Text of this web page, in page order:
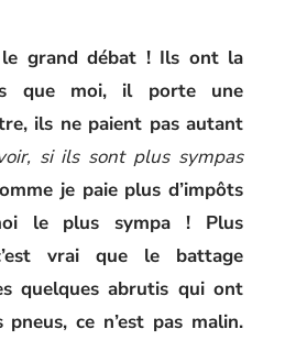
grand débat ! Ils ont la
que moi, il porte une
ils ne paient pas autant
si ils sont plus sympas
je paie plus d’impôts
le plus sympa ! Plus
vrai que le battage
quelques abrutis qui ont
ce n’est pas malin.